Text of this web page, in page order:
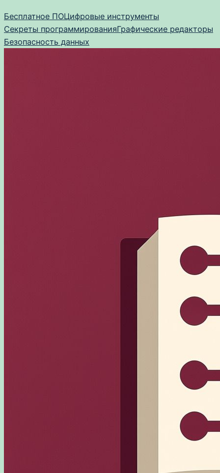
к
содержимому
Бесплатное ПОЦифровые инструменты
Секреты программированияГрафические редакторы
Безопасность данных